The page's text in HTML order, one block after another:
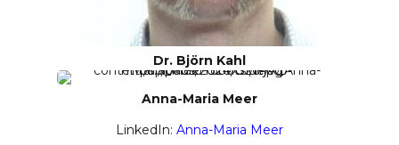
Dr. Björn Kahl
Anna-Maria Meer
LinkedIn: Anna-Maria Meer